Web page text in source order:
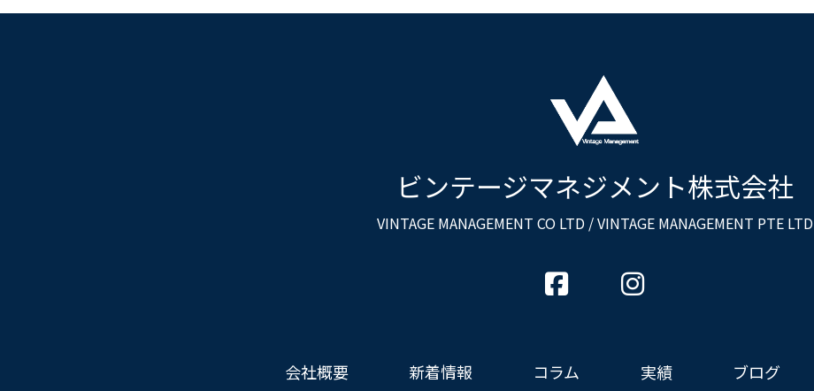
ビンテージマネジメント株式会社
VINTAGE MANAGEMENT CO LTD / VINTAGE MANAGEMENT PTE LTD
会社概要 新着情報 コラム 実績 ブログ